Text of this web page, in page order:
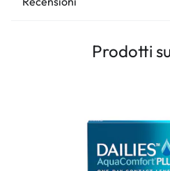
Prodotti